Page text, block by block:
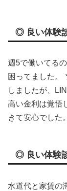
◎ 良い体験
週5で働いてる
困ってました。
しましたが、
高い金利は覚悟
きて安心でした
◎ 良い体験
水道代と家賃の